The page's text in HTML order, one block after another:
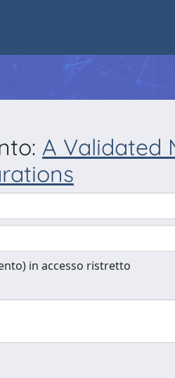
A Validated
in accesso ristretto